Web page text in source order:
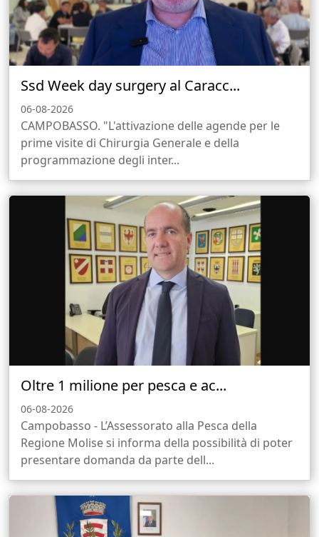
Ssd Week day surgery al Caracc...
06-08-2026
CAMPOBASSO. "L'attivazione delle agende per le
prime visite di Chirurgia Generale e della
programmazione degli inter...
Oltre 1 milione per pesca e ac...
06-08-2026
Campobasso - L’Assessorato alla Pesca della
Regione Molise si informa della possibilità di poter
presentare domanda da parte dell...